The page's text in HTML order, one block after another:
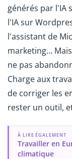
générés par l'IA
l'IA sur
l'assistant de
marketing…
ne pas
Charge aux
de corriger les
rester un outil,
À LIRE ÉGALEMENT
Travailler en
climatique